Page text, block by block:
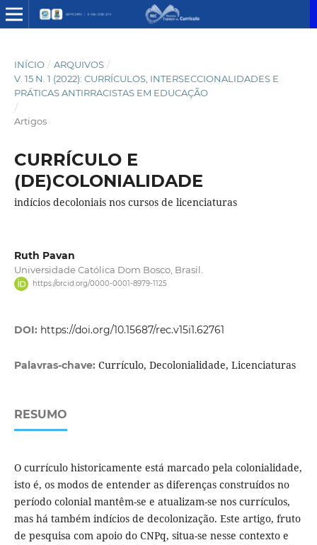
INÍCIO / ARQUIVOS /
V. 15 N. 1 (2022): CURRÍCULOS, INTERSECCIONALIDADES E
PRÁTICAS ANTIRRACISTAS EM EDUCAÇÃO
/
Artigos
CURRÍCULO E
(DE)COLONIALIDADE
indícios decoloniais nos cursos de licenciaturas
Ruth Pavan
Universidade Católica Dom Bosco, Brasil.
https://orcid.org/0000-0001-8979-1125
DOI: https://doi.org/10.15687/rec.v15i1.62761
Palavras-chave: Currículo, Decolonialidade, Licenciaturas
RESUMO
O currículo historicamente está marcado pela colonialidade,
isto é, os modos de entender as diferenças construídos no
período colonial mantêm-se e atualizam-se nos currículos,
mas há também indícios de decolonização. Este artigo, fruto
de pesquisa com apoio do CNPq, situa-se nesse contexto e